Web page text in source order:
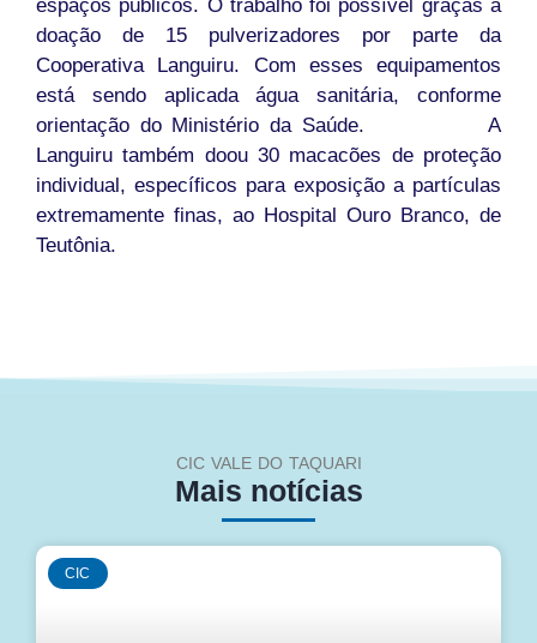
espaços públicos. O trabalho foi possível graças à
doação de 15 pulverizadores por parte da
Cooperativa Languiru. Com esses equipamentos
está sendo aplicada água sanitária, conforme
orientação do Ministério da Saúde. A
Languiru também doou 30 macacões de proteção
individual, específicos para exposição a partículas
extremamente finas, ao Hospital Ouro Branco, de
Teutônia.
CIC VALE DO TAQUARI
Mais notícias
CIC